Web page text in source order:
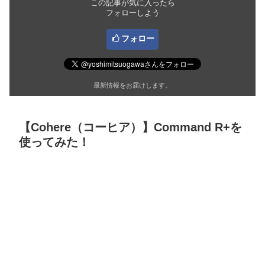
この記事が気に入ったら
フォローしよう
フォロー
最新情報をお届けします。
【Cohere（コーヒア）】Command R+を
使ってみた！